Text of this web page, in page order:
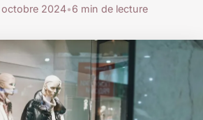
2024•6 min de lecture